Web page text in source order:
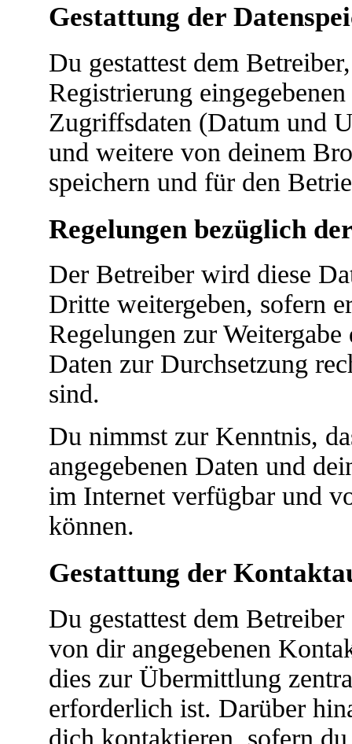
Gestattung der
Du gestattest dem
Registrierung
Zugriffsdaten (Datum und
und weitere von deinem
speichern und für den
Regelungen bezüglich
Der Betreiber wird diese
Dritte weitergeben, sofern
Regelungen zur
Daten zur Durchsetzung
sind.
Du nimmst zur Kenntnis,
angegebenen Daten und
im Internet verfügbar und
können.
Gestattung der
Du gestattest dem
von dir angegebenen
dies zur Übermittlung
erforderlich ist. Darüber
dich kontaktieren, sofern